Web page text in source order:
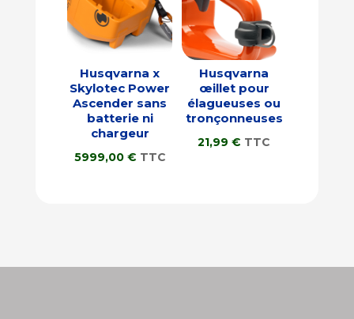
Husqvarna x
Skylotec Power
Ascender sans
batterie ni
chargeur
5999,00 € TTC
Husqvarna
œillet pour
élagueuses ou
tronçonneuses
21,99€ TTC